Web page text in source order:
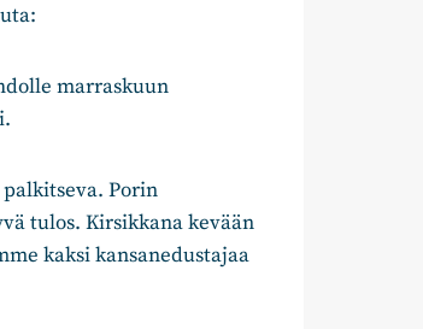
marraskuun
Porin
tulos. Kirsikkana kevään
kaksi kansanedustajaa